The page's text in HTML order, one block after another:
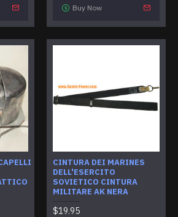
Buy Now
CINTURA DEI MARINES
DELL'ESERCITO
SOVIETICO CINTURA
MILITARE AK NERA
$19.95